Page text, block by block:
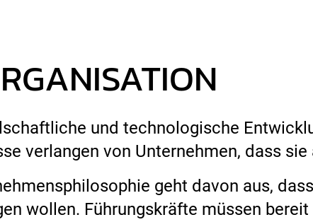
und technologische
verlangen von Unternehmen, dass
geht davon aus,
wollen. Führungskräfte müssen